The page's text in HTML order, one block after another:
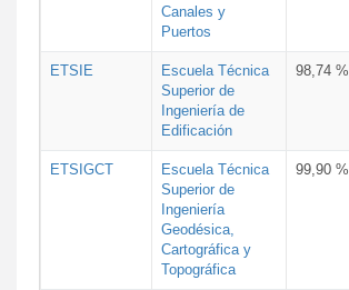
Canales y
Puertos
ETSIE
Escuela Técnica
Superior de
Ingeniería de
Edificación
98,74 %
ETSIGCT
Escuela Técnica
Superior de
Ingeniería
Geodésica,
Cartográfica y
Topográfica
99,90 %